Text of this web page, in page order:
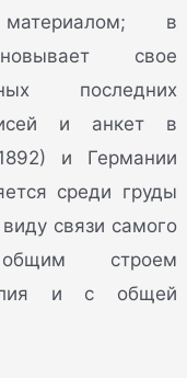
в
свое
последних
и анкет в
и Германии
среди груды
связи самого
строем
и с общей